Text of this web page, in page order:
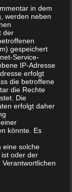
in dem
werden neben
der
gespeichert
Service-
IP-Adresse
erfolgt
die betroffene
die Rechte
Die
erfolgt daher
könnte. Es
eine solche
oder der